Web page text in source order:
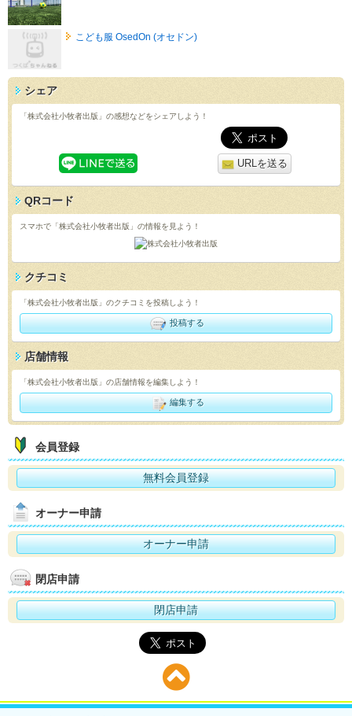
こども服 OsedOn (オセドン)
シェア
「株式会社小牧者出版」の感想などをシェアしよう！
URLを送る
QRコード
スマホで「株式会社小牧者出版」の情報を見よう！
クチコミ
「株式会社小牧者出版」のクチコミを投稿しよう！
投稿する
店舗情報
「株式会社小牧者出版」の店舗情報を編集しよう！
編集する
会員登録
無料会員登録
オーナー申請
オーナー申請
閉店申請
閉店申請